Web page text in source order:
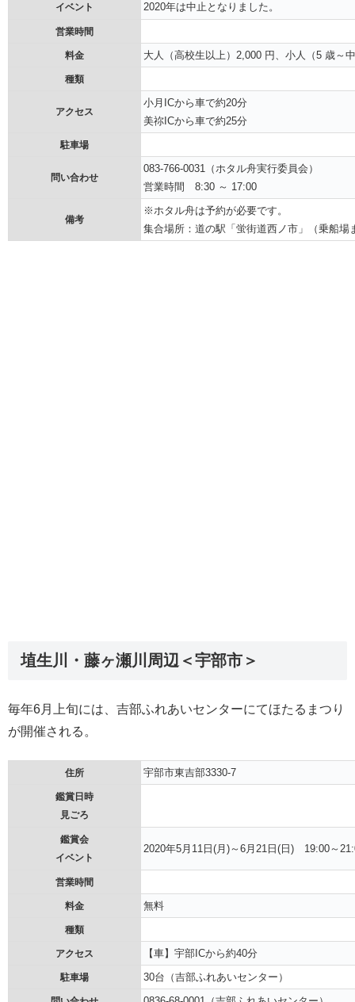
イベント
2020年は中止となりました。
営業時間
料金 大人（高校生以上）2,000 円、小人（5 歳～
種類
アクセス
小月ICから車で約20分
美祢ICから車で約25分
駐車場
問い合わせ
083-766-0031（ホタル舟実行委員会）
営業時間 8:30 ～ 17:00
備考
※ホタル舟は予約が必要です。
集合場所：道の駅「蛍街道西ノ市」（乗船場
埴生川・藤ヶ瀬川周辺＜宇部市＞
毎年6月上旬には、吉部ふれあいセンターにてほたるまつり
が開催される。
住所 宇部市東吉部3330‐7
鑑賞日時
見ごろ
鑑賞会
イベント
2020年5月11日(月)～6月21日(日) 19:00～
営業時間
料金 無料
種類
アクセス 【車】宇部ICから約40分
駐車場 30台（吉部ふれあいセンター）